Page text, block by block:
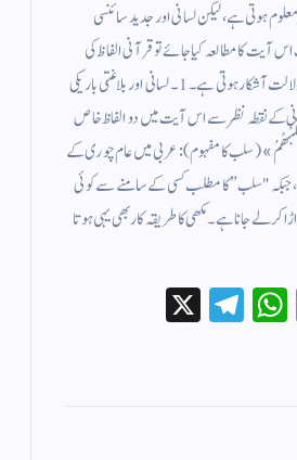
ہوتی ہے، لیکن لسانی اور جدید سائنسی
آیت کا مطالعہ کیا جائے تو قرآنی الفاظ کی
حیرت انگیز علمی و سائنسی دلالت آشکار ہوتی ہے۔ 1۔ لسانی اور بلاغتی باریکی
کے نقطہ نظر سے اس آیت میں دو الفاظ خاص
(سلب کا مفہوم): عربی میں عام چوری کے
جبکہ "سلب” کا مطلب کسی کے سامنے سے کوئی
کر لے جانا ہے۔ مکھی کا طریقہ کار بھی یہی ہوتا
E
m
W
ha
Te
le